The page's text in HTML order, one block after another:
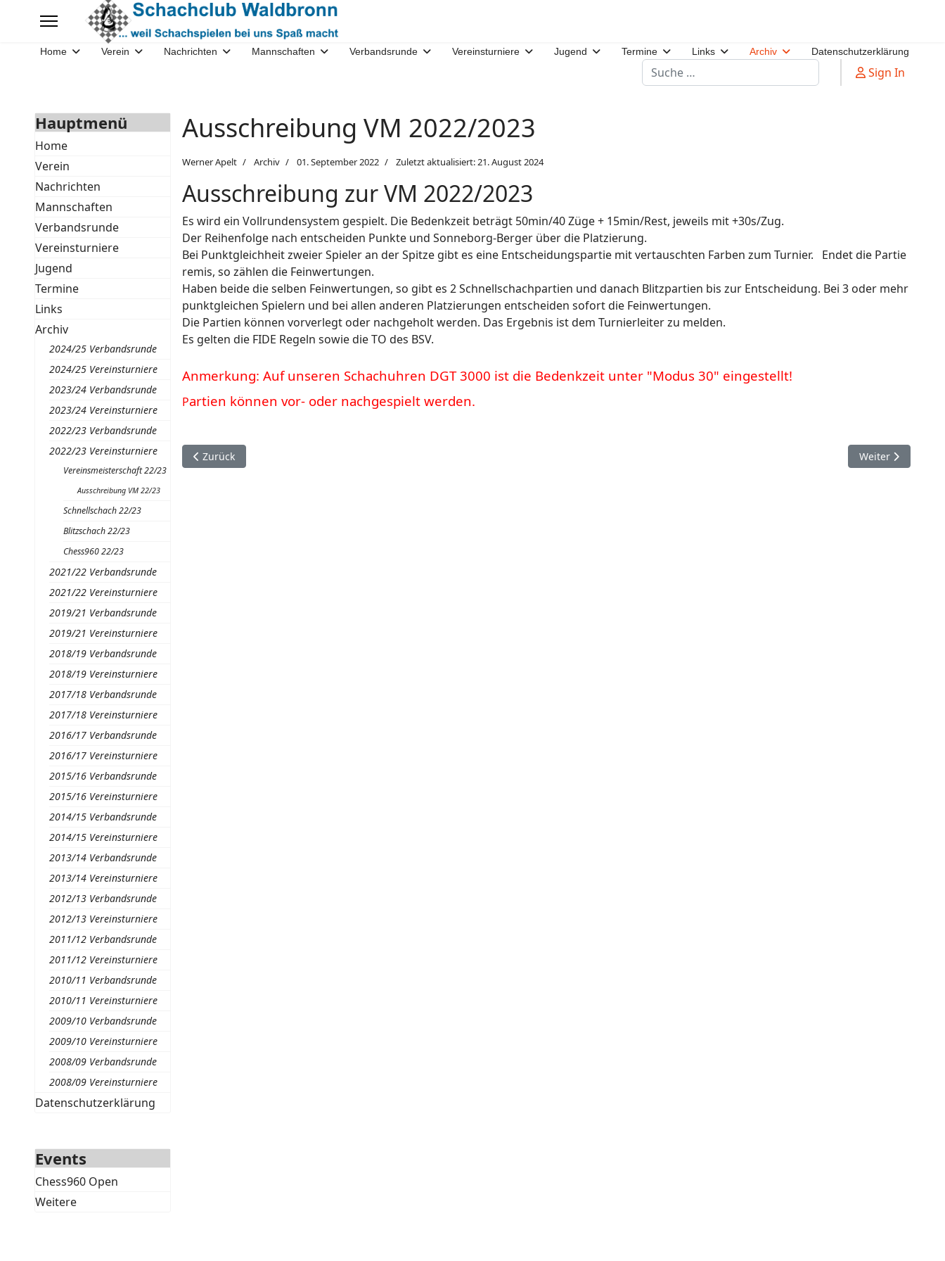
Home Verein Nachrichten Mannschaften Verbandsrunde Vereinsturniere Jugend Termine Links Archiv Datenschutzerklärung
Suchen Sign In
Hauptmenü
Home
Verein
Nachrichten
Mannschaften
Verbandsrunde
Vereinsturniere
Jugend
Termine
Links
Archiv
2024/25 Verbandsrunde
2024/25 Vereinsturniere
2023/24 Verbandsrunde
2023/24 Vereinsturniere
2022/23 Verbandsrunde
2022/23 Vereinsturniere
Vereinsmeisterschaft 22/23
Ausschreibung VM 22/23
Schnellschach 22/23
Blitzschach 22/23
Chess960 22/23
2021/22 Verbandsrunde
2021/22 Vereinsturniere
2019/21 Verbandsrunde
2019/21 Vereinsturniere
2018/19 Verbandsrunde
2018/19 Vereinsturniere
2017/18 Verbandsrunde
2017/18 Vereinsturniere
2016/17 Verbandsrunde
2016/17 Vereinsturniere
2015/16 Verbandsrunde
2015/16 Vereinsturniere
2014/15 Verbandsrunde
2014/15 Vereinsturniere
2013/14 Verbandsrunde
2013/14 Vereinsturniere
2012/13 Verbandsrunde
2012/13 Vereinsturniere
2011/12 Verbandsrunde
2011/12 Vereinsturniere
2010/11 Verbandsrunde
2010/11 Vereinsturniere
2009/10 Verbandsrunde
2009/10 Vereinsturniere
2008/09 Verbandsrunde
2008/09 Vereinsturniere
Datenschutzerklärung
Events
Chess960 Open
Weitere
Ausschreibung VM 2022/2023
Werner Apelt Archiv 01. September 2022 Zuletzt aktualisiert: 21. August 2024
Ausschreibung zur VM 2022/2023
Es wird ein Vollrundensystem gespielt. Die Bedenkzeit beträgt 50min/40 Züge + 15min/Rest, jeweils mit +30s/Zug.
Der Reihenfolge nach entscheiden Punkte und Sonneborg-Berger über die Platzierung.
Bei Punktgleichheit zweier Spieler an der Spitze gibt es eine Entscheidungspartie mit vertauschten Farben zum Turnier. Endet die Partie
remis, so zählen die Feinwertungen.
Haben beide die selben Feinwertungen, so gibt es 2 Schnellschachpartien und danach Blitzpartien bis zur Entscheidung. Bei 3 oder mehr
punktgleichen Spielern und bei allen anderen Platzierungen entscheiden sofort die Feinwertungen.
Die Partien können vorverlegt oder nachgeholt werden. Das Ergebnis ist dem Turnierleiter zu melden.
Es gelten die FIDE Regeln sowie die TO des BSV.
Anmerkung: Auf unseren Schachuhren DGT 3000 ist die Bedenkzeit unter "Modus 30" eingestellt!
Partien können vor- oder nachgespielt werden.
Vorheriger Beitrag: Ausschreibung VM 2023/2024
Zurück Nächster Beitrag:
Weiter